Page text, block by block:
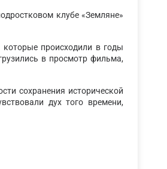
клубе «Земляне»
которые происходили в годы
в просмотр фильма,
сохранения исторической
дух того времени,